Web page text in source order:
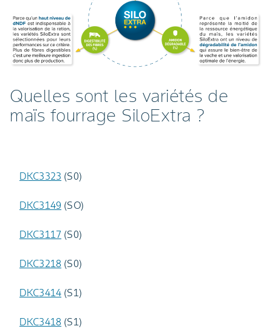
Quelles sont les variétés de
maïs fourrage SiloExtra ?
DKC3323 (S0)
DKC3149 (SO)
DKC3117 (S0)
DKC3218 (S0)
DKC3414 (S1)
DKC3418 (S1)